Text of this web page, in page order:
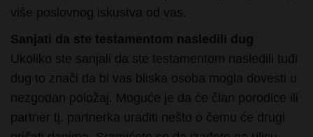
Sanjati da ste testamentom nasledili dug
dug to znači da bi vas bliska osoba mogla dovesti u
nezgodan položaj. Moguće je da će član porodice ili
partner tj. partnerka uraditi nešto o čemu će drugi
pričati danima. Sramićete se da izađete na ulicu,
premda sami niste ništa zgrešili. Iz ove situacije bi